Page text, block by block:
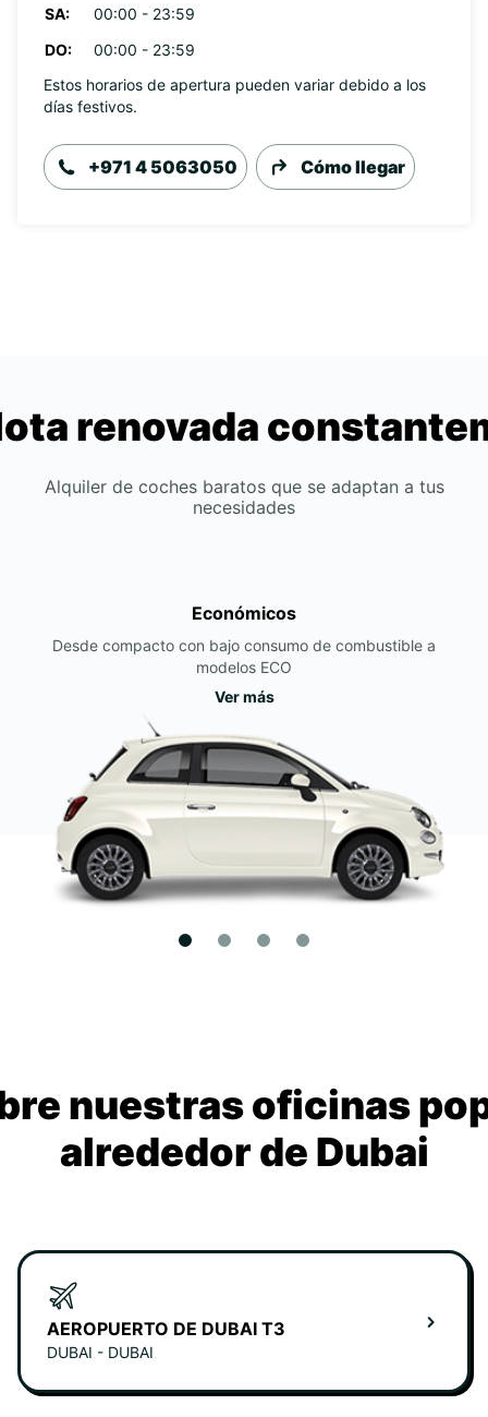
SA:
00:00 - 23:59
DO:
00:00 - 23:59
Estos horarios de apertura pueden variar debido a los
días festivos.
+971 4 5063050 Cómo llegar
renovada
Alquiler de coches baratos que se adaptan a tus
necesidades
Económicos
Desde compacto con bajo consumo de combustible a
modelos ECO
Ver más
nuestras oficinas
alrededor de Dubai
AEROPUERTO DE DUBAI T3
DUBAI - DUBAI